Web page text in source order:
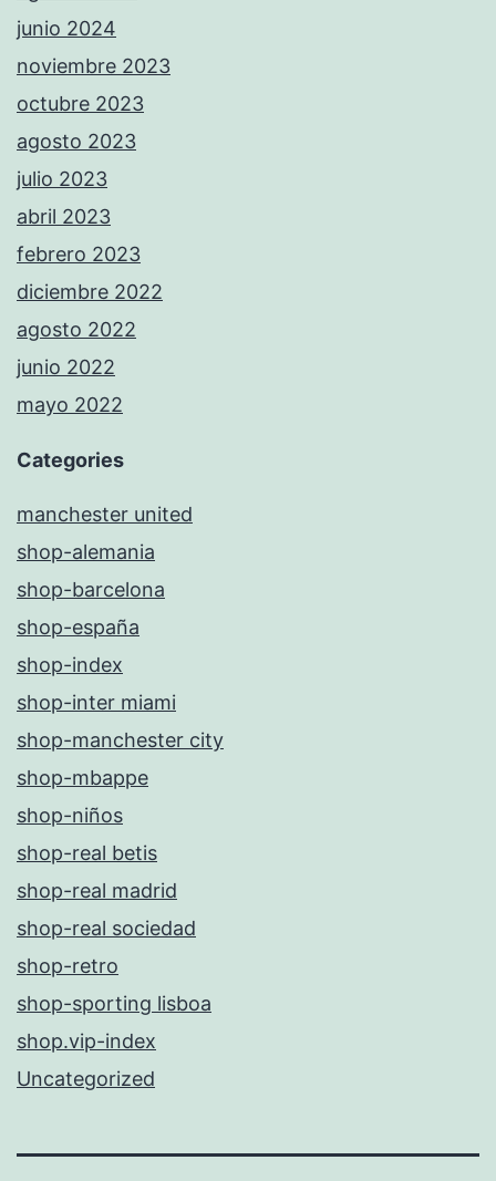
junio 2024
noviembre 2023
octubre 2023
agosto 2023
julio 2023
abril 2023
febrero 2023
diciembre 2022
agosto 2022
junio 2022
mayo 2022
Categories
manchester united
shop-alemania
shop-barcelona
shop-españa
shop-index
shop-inter miami
shop-manchester city
shop-mbappe
shop-niños
shop-real betis
shop-real madrid
shop-real sociedad
shop-retro
shop-sporting lisboa
shop.vip-index
Uncategorized